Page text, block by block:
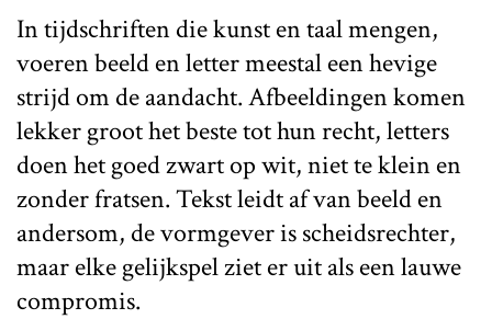
In tijdschriften die kunst en taal mengen,
voeren beeld en letter meestal een hevige
strijd om de aandacht. Afbeeldingen komen
lekker groot het beste tot hun recht, letters
doen het goed zwart op wit, niet te klein en
zonder fratsen. Tekst leidt af van beeld en
andersom, de vormgever is scheidsrechter,
maar elke gelijkspel ziet er uit als een lauwe
compromis.